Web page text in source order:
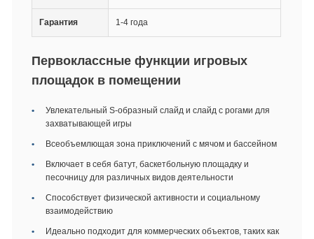
Гарантия 1-4 года
Первоклассные функции игровых
площадок в помещении
Увлекательный S-образный слайд и слайд с рогами для
захватывающей игры
Всеобъемлющая зона приключений с мячом и бассейном
Включает в себя батут, баскетбольную площадку и
песочницу для различных видов деятельности
Способствует физической активности и социальному
взаимодействию
Идеально подходит для коммерческих объектов, таких как